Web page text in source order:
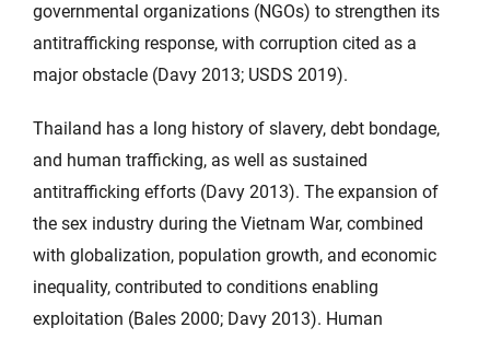
governmental organizations (NGOs) to strengthen its
antitrafficking response, with corruption cited as a
major obstacle (Davy 2013; USDS 2019).
Thailand has a long history of slavery, debt bondage,
and human trafficking, as well as sustained
antitrafficking efforts (Davy 2013). The expansion of
the sex industry during the Vietnam War, combined
with globalization, population growth, and economic
inequality, contributed to conditions enabling
exploitation (Bales 2000; Davy 2013). Human